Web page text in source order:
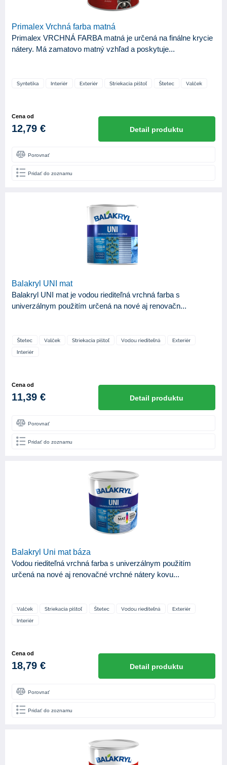
Primalex Vrchná farba matná
Primalex VRCHNÁ FARBA matná je určená na finálne krycie
nátery. Má zamatovo matný vzhľad a poskytuje...
Cena od
12,79 € Detail produktu
Porovnať
Pridať do zoznamu
Balakryl UNI mat
Balakryl UNI mat je vodou riediteľná vrchná farba s
univerzálnym použitím určená na nové aj renovačn...
Cena od
11,39 € Detail produktu
Porovnať
Pridať do zoznamu
Balakryl Uni mat báza
Vodou riediteľná vrchná farba s univerzálnym použitím
určená na nové aj renovačné vrchné nátery kovu...
Cena od
18,79 € Detail produktu
Porovnať
Pridať do zoznamu